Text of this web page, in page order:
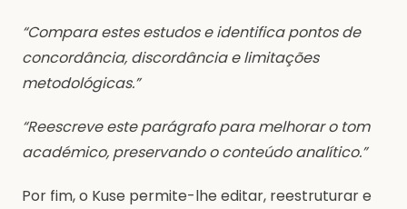
“Compara estes estudos e identifica pontos de
concordância, discordância e limitações
metodológicas.”
“Reescreve este parágrafo para melhorar o tom
académico, preservando o conteúdo analítico.”
Por fim, o Kuse permite-lhe editar, reestruturar e